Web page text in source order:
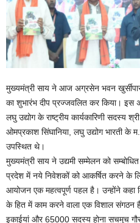
मुख्यमंत्री साय ने आज अग्रसेन भवन
का शुभारंभ दीप प्रज्जवलित कर किया। इस
लघु उद्योग के राष्ट्रीय कार्यकारिणी सदस्य
ओमप्रकाश सिंघानिया, लघु उद्योग भारती के
उपस्थित थे।
मुख्यमंत्री साय ने उद्यमी सम्मेलन को
प्रदेश में नये निवेशकों को आकर्षित करने के
आयोजन एक महत्वपूर्ण पहल है। उन्होंने कहा
के हित में काम करने वाला एक विशाल
इकाईयां और 65000 सदस्य होना सचमुच